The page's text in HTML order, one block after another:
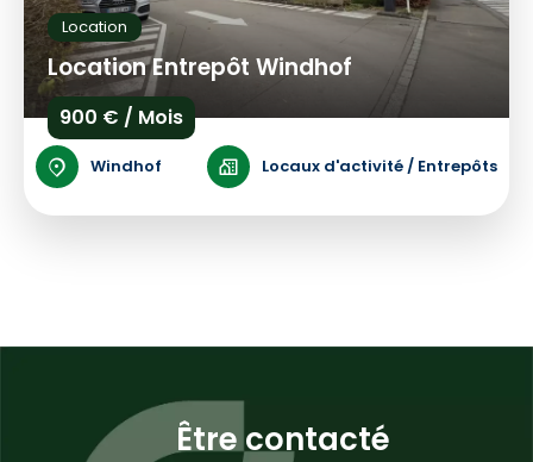
Location
Location Entrepôt Windhof
900 € / Mois
Windhof Locaux d'activité / Entrepôts
Être contacté